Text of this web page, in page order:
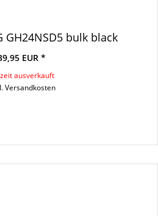
GH24NSD5 bulk black
EUR *
ausverkauft
Versandkosten